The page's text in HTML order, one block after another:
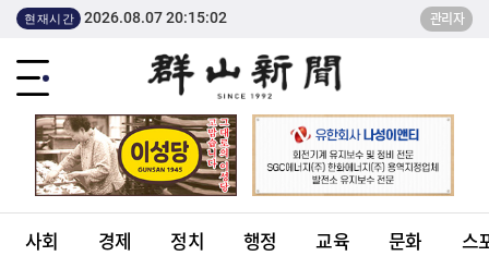
현재시간 2026.08.07 20:15:02 관리자
사회 경제 정치 행정 교육 문화 스